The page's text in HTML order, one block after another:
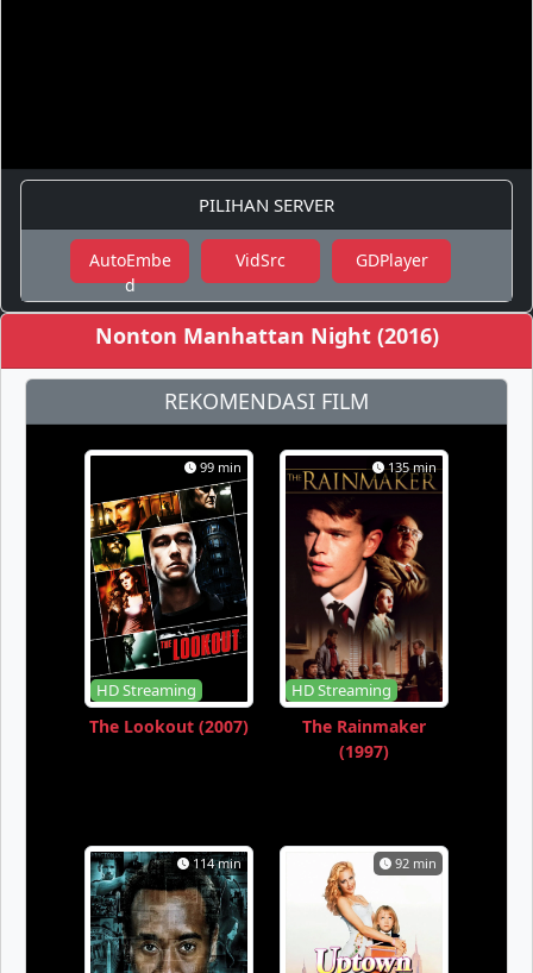
PILIHAN SERVER
AutoEmbe
d
VidSrc GDPlayer
Nonton Manhattan Night (2016)
REKOMENDASI FILM
99 min
HD Streaming
The Lookout (2007)
135 min
HD Streaming
The Rainmaker
(1997)
114 min 92 min